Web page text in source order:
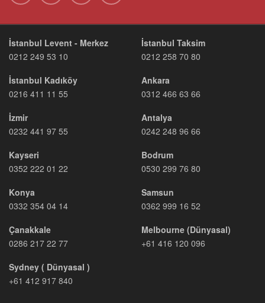
İstanbul Levent - Merkez
0212 249 53 10
İstanbul Taksim
0212 258 70 80
İstanbul Kadıköy
0216 411 11 55
Ankara
0312 466 63 66
İzmir
0232 441 97 55
Antalya
0242 248 96 66
Kayseri
0352 222 01 22
Bodrum
0530 299 76 80
Konya
0332 354 04 14
Samsun
0362 999 16 52
Çanakkale
0286 217 22 77
Melbourne (Dünyasal)
+61 416 120 096
Sydney ( Dünyasal )
+61 412 917 840